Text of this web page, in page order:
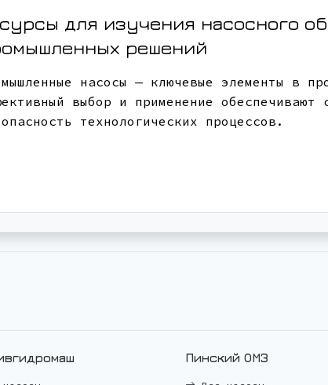
для изучения насосного
решений
насосы — ключевые элементы в
выбор и применение обеспечивают
технологических процессов.
Пинский ОМЗ